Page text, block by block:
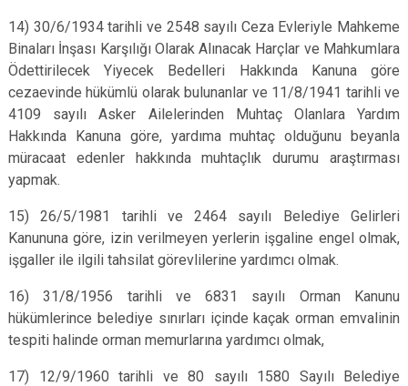
14) 30/6/1934 tarihli ve 2548 sayılı Ceza Evleriyle Mahkeme
Binaları İnşası Karşılığı Olarak Alınacak Harçlar ve Mahkumlara
Ödettirilecek Yiyecek Bedelleri Hakkında Kanuna göre
cezaevinde hükümlü olarak bulunanlar ve 11/8/1941 tarihli ve
4109 sayılı Asker Ailelerinden Muhtaç Olanlara Yardım
Hakkında Kanuna göre, yardıma muhtaç olduğunu beyanla
müracaat edenler hakkında muhtaçlık durumu araştırması
yapmak.
15) 26/5/1981 tarihli ve 2464 sayılı Belediye Gelirleri
Kanununa göre, izin verilmeyen yerlerin işgaline engel olmak,
işgaller ile ilgili tahsilat görevlilerine yardımcı olmak.
16) 31/8/1956 tarihli ve 6831 sayılı Orman Kanunu
hükümlerince belediye sınırları içinde kaçak orman emvalinin
tespiti halinde orman memurlarına yardımcı olmak,
17) 12/9/1960 tarihli ve 80 sayılı 1580 Sayılı Belediye